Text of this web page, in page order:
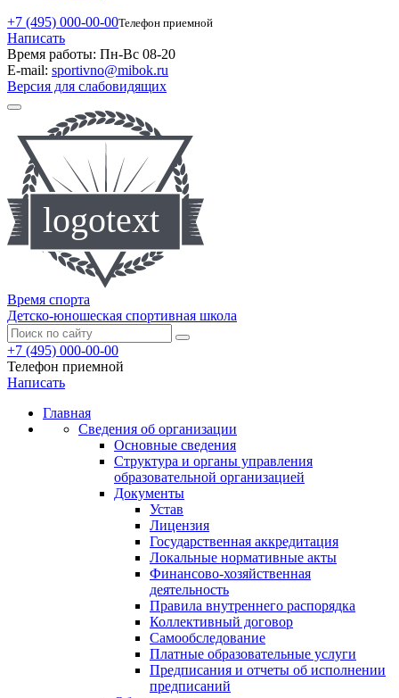
+7 (495) 000-00-00Телефон приемной
Написать
Время работы: Пн-Вс 08-20
E-mail: sportivno@mibok.ru
Версия для слабовидящих
Время спорта
Детско-юношеская спортивная школа
+7 (495) 000-00-00
Телефон приемной
Написать
Главная
Сведения об организации
Основные сведения
Структура и органы управления
образовательной организацией
Документы
Устав
Лицензия
Государственная аккредитация
Локальные нормативные акты
Финансово-хозяйственная
деятельность
Правила внутреннего распорядка
Коллективный договор
Самообследование
Платные образовательные услуги
Предписания и отчеты об исполнении
предписаний